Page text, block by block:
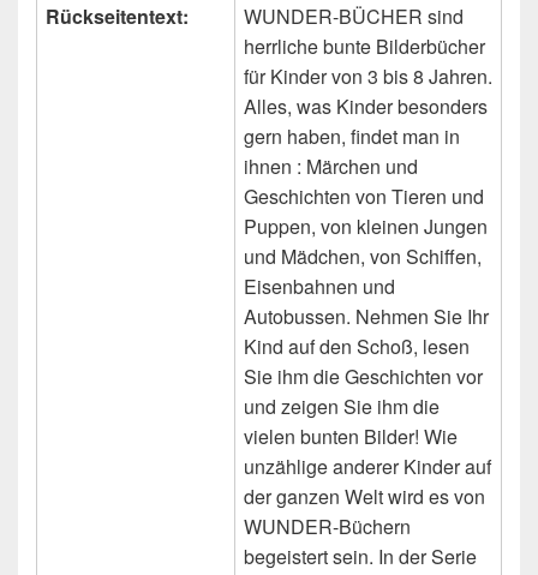
Rückseitentext:
WUNDER-BÜCHER sind
herrliche bunte Bilderbücher
für Kinder von 3 bis 8 Jahren.
Alles, was Kinder besonders
gern haben, findet man in
ihnen : Märchen und
Geschichten von Tieren und
Puppen, von kleinen Jungen
und Mädchen, von Schiffen,
Eisenbahnen und
Autobussen. Nehmen Sie Ihr
Kind auf den Schoß, lesen
Sie ihm die Geschichten vor
und zeigen Sie ihm die
vielen bunten Bilder! Wie
unzählige anderer Kinder auf
der ganzen Welt wird es von
WUNDER-Büchern
begeistert sein. In der Serie